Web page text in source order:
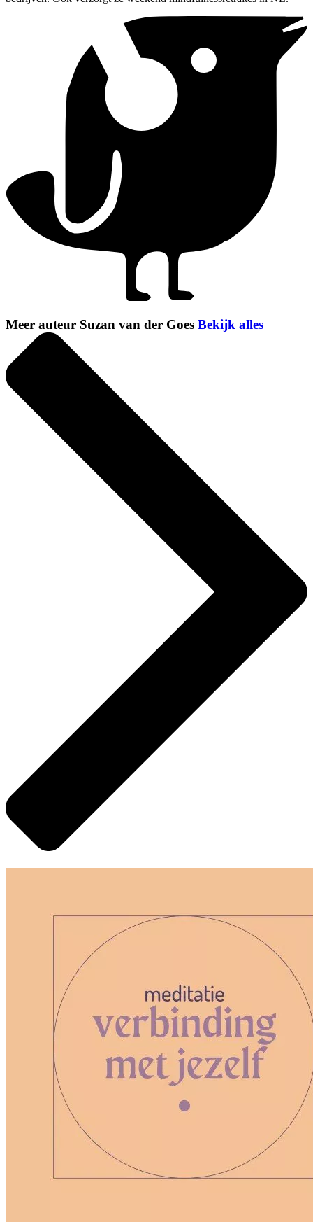
Meer auteur Suzan van der Goes Bekijk alles